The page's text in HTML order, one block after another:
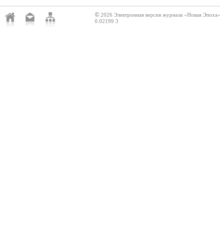
© 2026 Электронная версия журнала «Новая Эпоха»
0.02199 3